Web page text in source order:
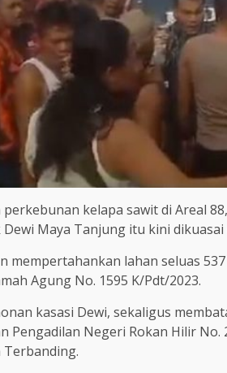
perkebunan kelapa sawit di Areal
Maya Tanjung itu kini
mempertahankan lahan seluas
Agung No. 1595 K/Pdt/2023.
kasasi Dewi, sekaligus
Pengadilan Negeri Rokan Hilir